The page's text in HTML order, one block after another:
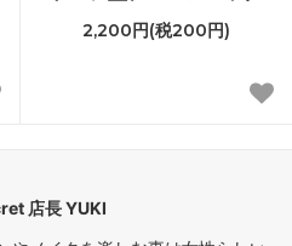
2,200円(税200円)
店長 YUKI